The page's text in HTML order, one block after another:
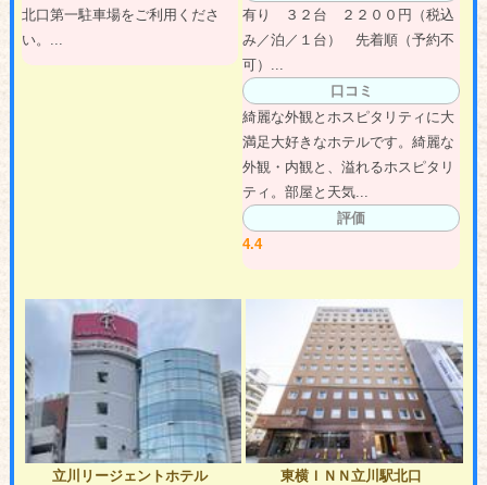
北口第一駐車場をご利用くださ
い。...
有り ３２台 ２２００円（税込
み／泊／１台） 先着順（予約不
可）...
口コミ
綺麗な外観とホスピタリティに大
満足大好きなホテルです。綺麗な
外観・内観と、溢れるホスピタリ
ティ。部屋と天気...
評価
4.4
立川リージェントホテル
東横ＩＮＮ立川駅北口